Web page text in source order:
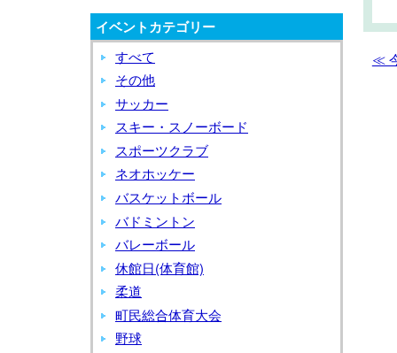
デ
く
い
ス
≪
ー
く
ず
ま
Week
い
き
ス
ポ
ー
イベントカテゴリー
すべて
その他
サッカー
スキー・スノーボード
スポーツクラブ
ネオホッケー
バスケットボール
バドミントン
バレーボール
休館日(体育館)
柔道
町民総合体育大会
野球